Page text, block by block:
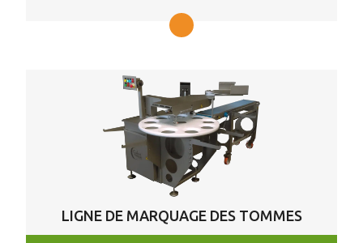
LIGNE DE MARQUAGE DES TOMMES